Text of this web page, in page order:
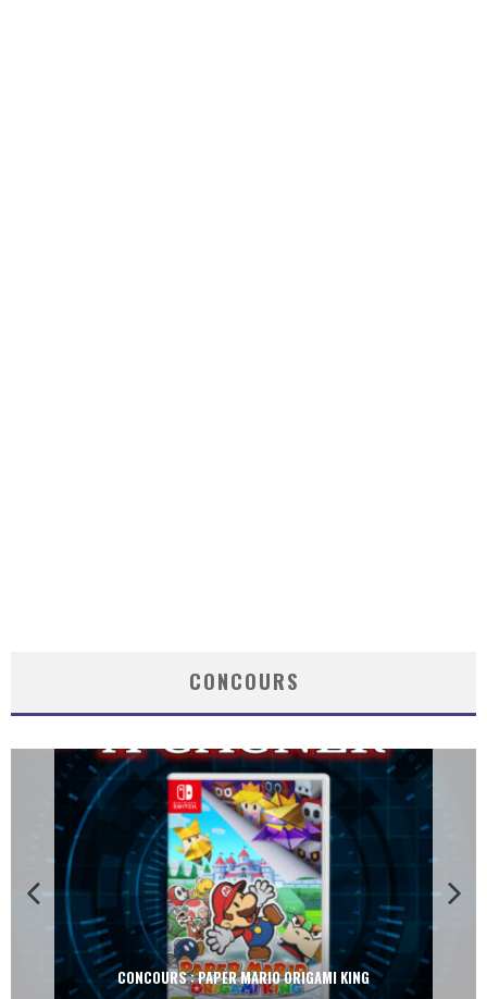
CONCOURS
CONCOURS : PAPER MARIO ORIGAMI KING